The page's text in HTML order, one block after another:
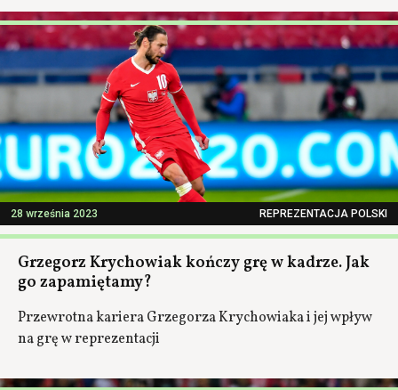
28 września 2023 REPREZENTACJA POLSKI
Grzegorz Krychowiak kończy grę w kadrze. Jak
go zapamiętamy?
Przewrotna kariera Grzegorza Krychowiaka i jej wpływ
na grę w reprezentacji